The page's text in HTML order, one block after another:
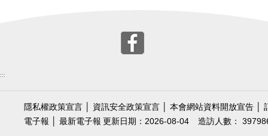
:::
隱私權政策宣言 資訊安全政策宣言 本會網站資料開放宣告
電子報
最新電子報 造訪人數：
更新日期：2026-08-04